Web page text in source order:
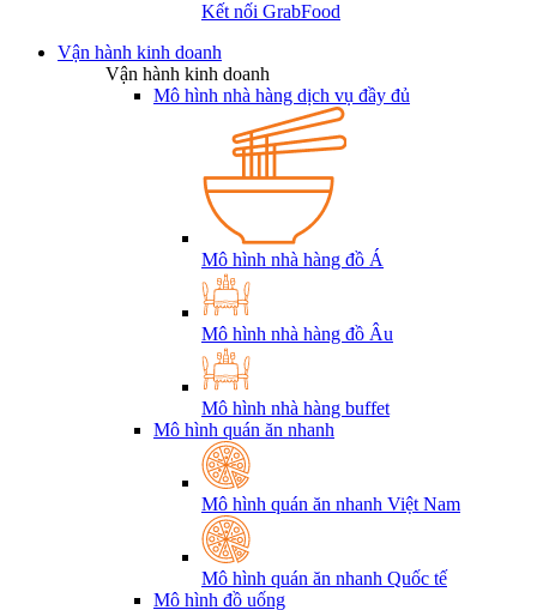
Kết nối GrabFood
Vận hành kinh doanh
Vận hành kinh doanh
Mô hình nhà hàng dịch vụ đầy đủ
Mô hình nhà hàng đồ Á
Mô hình nhà hàng đồ Âu
Mô hình nhà hàng buffet
Mô hình quán ăn nhanh
Mô hình quán ăn nhanh Việt Nam
Mô hình quán ăn nhanh Quốc tế
Mô hình đồ uống